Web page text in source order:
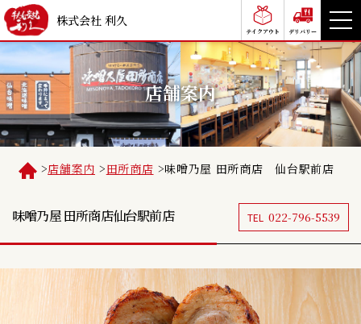
株式会社 利久
テイクアウト デリバリー
店舗案内
>店舗案内 >田所商店 >味噌乃屋 田所商店 仙台駅前店
味噌乃屋 田所商店仙台駅前店 TEL 022-796-5539